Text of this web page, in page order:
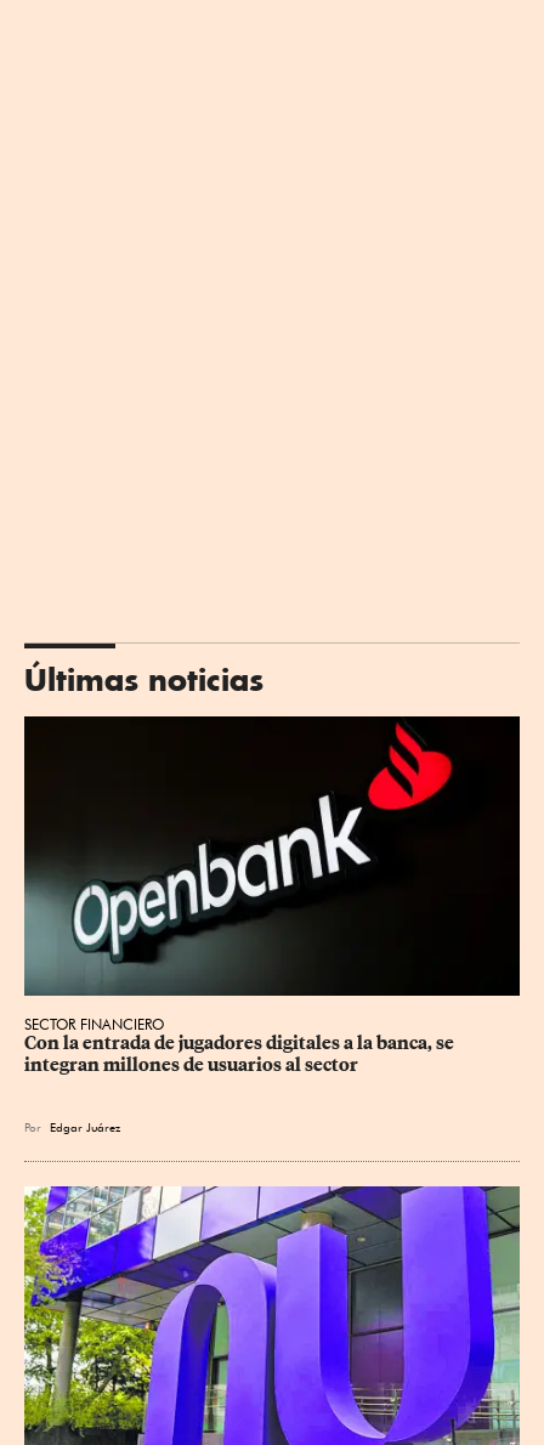
Últimas noticias
SECTOR FINANCIERO
Con la entrada de jugadores digitales a la banca, se
integran millones de usuarios al sector
Por Edgar Juárez